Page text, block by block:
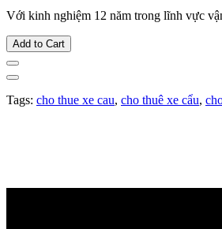
Với kinh nghiệm 12 năm trong lĩnh vực
Add to Cart
Tags: cho thue xe cau, cho thuê xe cẩu,